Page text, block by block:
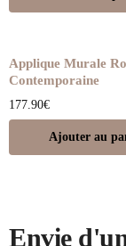
Applique Murale
Contemporaine
177.90€
Ajouter au
Envie